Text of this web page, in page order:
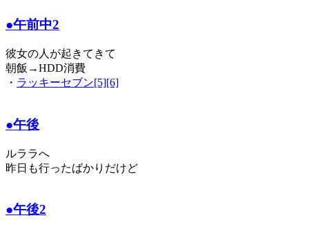
●午前中2
彼女の人が起きてきて
朝飯→HDD消費
・ ラッキーセブン[5][6]
●午後
ルララへ
昨日も行ったばかりだけど
●午後2